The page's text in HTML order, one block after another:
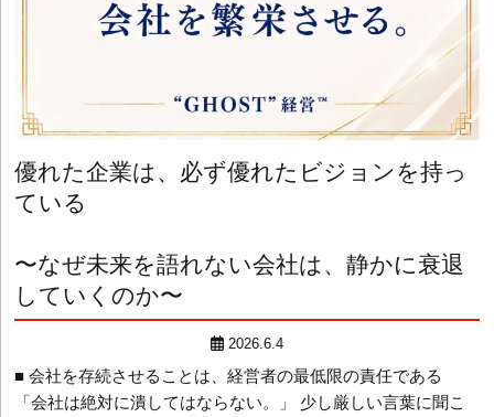
優れた企業は、必ず優れたビジョンを持っ
ている
〜なぜ未来を語れない会社は、静かに衰退
していくのか〜
2026.6.4
■ 会社を存続させることは、経営者の最低限の責任である
「会社は絶対に潰してはならない。」 少し厳しい言葉に聞こ